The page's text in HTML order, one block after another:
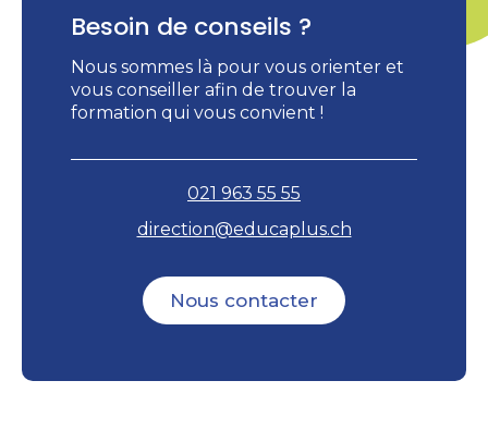
Besoin de conseils ?
Nous sommes là pour vous orienter et
vous conseiller afin de trouver la
formation qui vous convient !
021 963 55 55
direction@educaplus.ch
Nous contacter